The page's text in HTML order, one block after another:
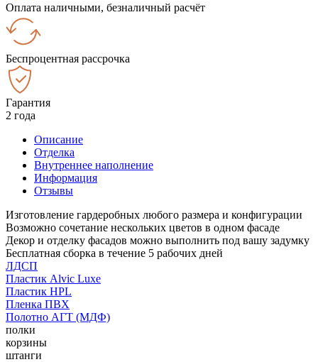
Оплата наличными, безналичный расчёт
Беспроцентная рассрочка
Гарантия
2 года
Описание
Отделка
Внутреннее наполнение
Информация
Отзывы
Изготовление гардеробных любого размера и конфигурации
Возможно сочетание нескольких цветов в одном фасаде
Декор и отделку фасадов можно выполнить под вашу задумку
Бесплатная сборка в течение 5 рабочих дней
ЛДСП
Пластик Alvic Luxe
Пластик HPL
Пленка ПВХ
Полотно АГТ (МДФ)
полки
корзины
штанги